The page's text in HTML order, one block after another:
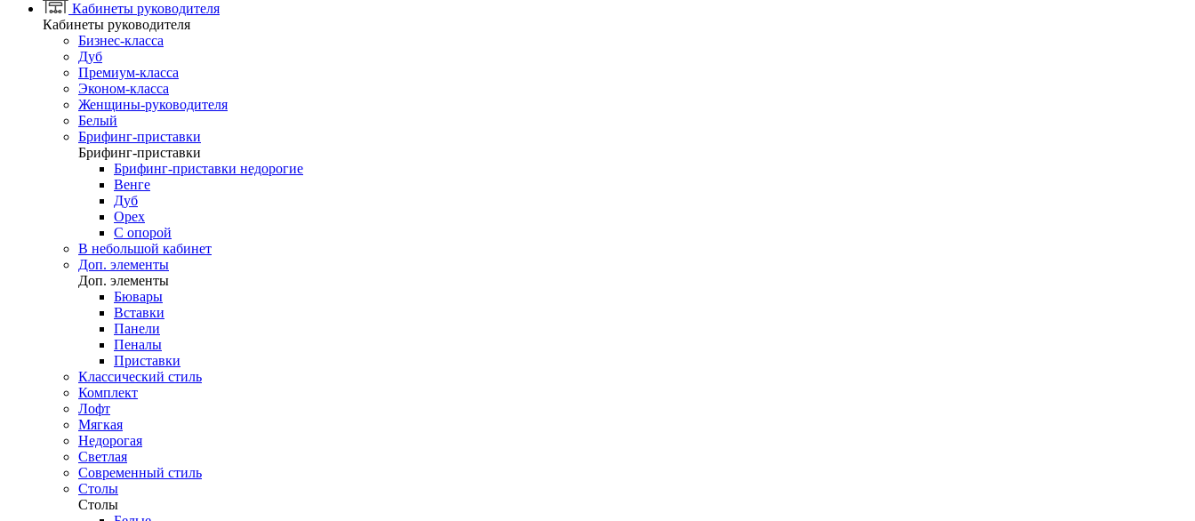
Кабинеты руководителя
Кабинеты руководителя
Бизнес-класса
Дуб
Премиум-класса
Эконом-класса
Женщины-руководителя
Белый
Брифинг-приставки
Брифинг-приставки
Брифинг-приставки недорогие
Венге
Дуб
Орех
С опорой
В небольшой кабинет
Доп. элементы
Доп. элементы
Бювары
Вставки
Панели
Пеналы
Приставки
Классический стиль
Комплект
Лофт
Мягкая
Недорогая
Светлая
Современный стиль
Столы
Столы